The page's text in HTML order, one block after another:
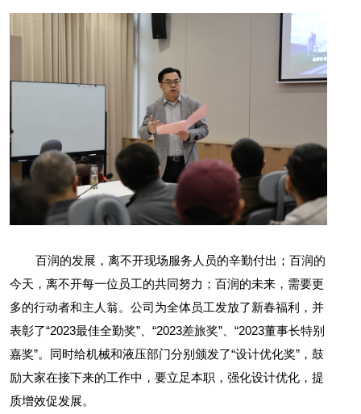
百润的发展，离不开现场服务人员的辛勤付出；百润的
今天，离不开每一位员工的共同努力；百润的未来，需要更
多的行动者和主人翁。公司为全体员工发放了新春福利，并
表彰了“2023最佳全勤奖”、“2023差旅奖”、“2023董事长特别
嘉奖”。同时给机械和液压部门分别颁发了“设计优化奖”，鼓
励大家在接下来的工作中，要立足本职，强化设计优化，提
质增效促发展。